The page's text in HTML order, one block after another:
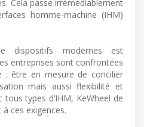
Cela passe irrémédiablement
homme-machine (IHM)
dispositifs modernes est
entreprises sont confrontées
: être en mesure de concilier
mais aussi flexibilité et
types d’IHM, KeWheel de
ces exigences.